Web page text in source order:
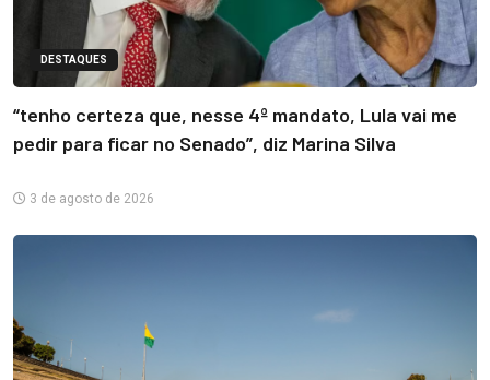
DESTAQUES
“tenho certeza que, nesse 4º mandato, Lula vai me
pedir para ficar no Senado”, diz Marina Silva
3 de agosto de 2026